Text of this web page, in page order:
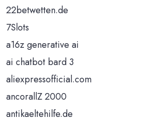
22betwetten.de
7Slots
a16z generative ai
ai chatbot bard 3
aliexpressofficial.com
ancorallZ 2000
antikaeltehilfe.de